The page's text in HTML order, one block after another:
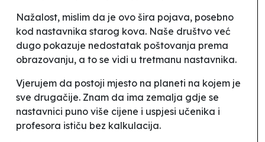
Nažalost, mislim da je ovo šira pojava, posebno
kod nastavnika starog kova. Naše društvo već
dugo pokazuje nedostatak poštovanja prema
obrazovanju, a to se vidi u tretmanu nastavnika.
Vjerujem da postoji mjesto na planeti na kojem je
sve drugačije. Znam da ima zemalja gdje se
nastavnici puno više cijene i uspjesi učenika i
profesora ističu bez kalkulacija.